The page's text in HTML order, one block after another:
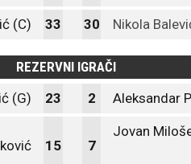
(C) 33 30 Nikola
REZERVNI IGRAČI
(G)
23 2 Aleksandar
15 7
Jovan